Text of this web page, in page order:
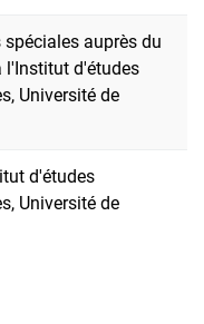
auprès du
l'Institut d'études
Université de
d'études
Université de